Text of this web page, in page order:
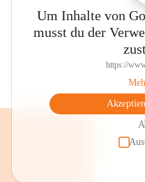
Um Inhalte von
musst du der
https://